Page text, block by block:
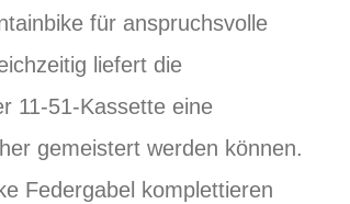
für anspruchsvolle
liefert die
11-51-Kassette eine
gemeistert werden können.
Federgabel komplettieren